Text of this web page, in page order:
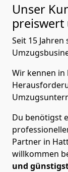
Unser
preiswert
Seit 15
Wir kennen in
Du benötigst
Partner in
willkommen
und